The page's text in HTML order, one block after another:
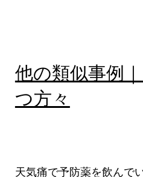
他の類似事例
つ方々
天気痛で予防薬を飲んで